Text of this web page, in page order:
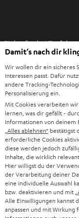
m
n
e
u
e
n
T
a
b
ö
n
e
n
Einkaufen bei Teufel
8 Wochen
Direkt vom
7 Teufel Shops
Audio-Lexikon
Ratgeber
Wissen
Inside
Entertainment
Shop
Im neuen Tab
Kontakt
Newsletter
Netiquette
Daten-Einstellungen
Damit‘s nach dir
Wir wollen dir ein sicheres
Interessen passt. Dafür
andere Tracking-
Personalisierung ein.
Mit Cookies verarbeiten
lernen, was dir gefällt -
Informationen von deinem
„Alles ablehnen“ bestätigst
erforderliche Cookies
diese werden jedoch
Inhalte, die wirklich
Hier willigst du der
der Verarbeitung deiner
eine individuelle Auswahl
bzw. deaktivieren und mit
Alle Einwilligungen kannst
anpassen und mit